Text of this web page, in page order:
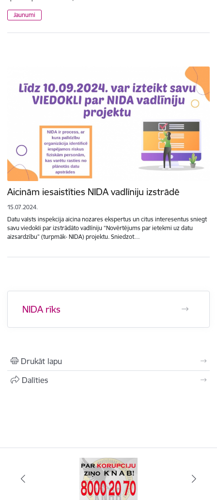
Jaunumi
Aicinām iesaistīties NIDA vadlīniju izstrādē
15.07.2024.
Datu valsts inspekcija aicina nozares ekspertus un citus interesentus sniegt
savu viedokli par izstrādāto vadlīniju “Novērtējums par ietekmi uz datu
aizsardzību” (turpmāk- NIDA) projektu. Sniedzot…
NIDA rīks
Drukāt lapu
Dalīties